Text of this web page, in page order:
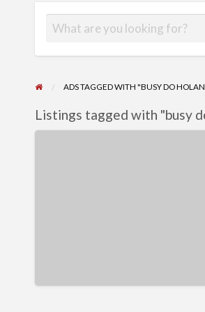
ADS TAGGED WITH "BUSY DO
Listings tagged with "busy
przewóz